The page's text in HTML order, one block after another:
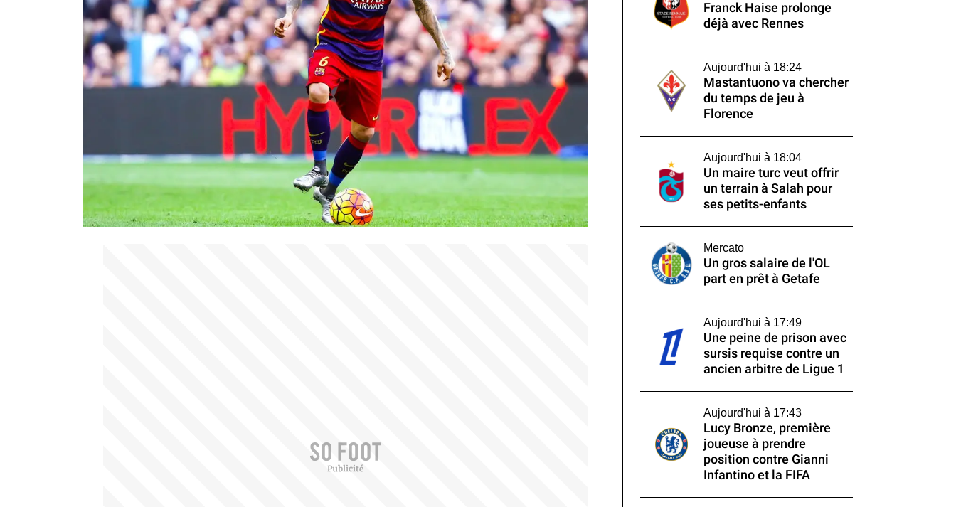
Franck Haise prolonge
déjà avec Rennes
Aujourd'hui à 18:24
Mastantuono va chercher
du temps de jeu à
Florence
Aujourd'hui à 18:04
Un maire turc veut offrir
un terrain à Salah pour
ses petits-enfants
Mercato
Un gros salaire de l'OL
part en prêt à Getafe
Aujourd'hui à 17:49
Une peine de prison avec
sursis requise contre un
ancien arbitre de Ligue 1
Aujourd'hui à 17:43
Lucy Bronze, première
joueuse à prendre
position contre Gianni
Infantino et la FIFA